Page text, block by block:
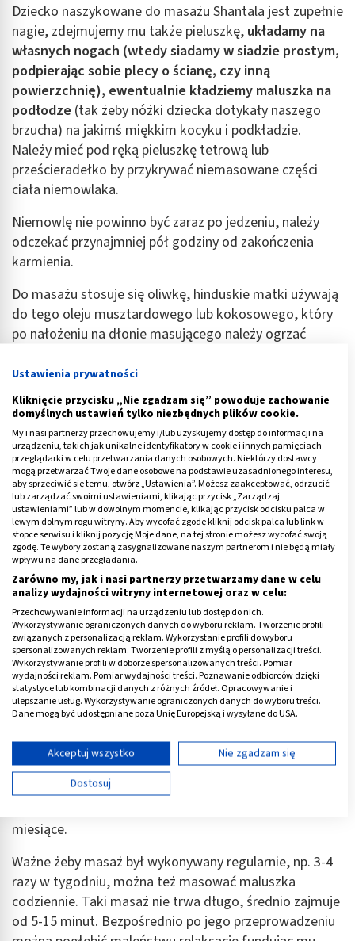
Dziecko naszykowane do masażu Shantala jest zupełnie
nagie, zdejmujemy mu także pieluszkę, układamy na
własnych nogach (wtedy siadamy w siadzie prostym,
podpierając sobie plecy o ścianę, czy inną
powierzchnię), ewentualnie kładziemy maluszka na
podłodze (tak żeby nóżki dziecka dotykały naszego
brzucha) na jakimś miękkim kocyku i podkładzie.
Należy mieć pod ręką pieluszkę tetrową lub
prześcieradełko by przykrywać niemasowane części
ciała niemowlaka.
Niemowlę nie powinno być zaraz po jedzeniu, należy
odczekać przynajmniej pół godziny od zakończenia
karmienia.
Do masażu stosuje się oliwkę, hinduskie matki używają
do tego oleju musztardowego lub kokosowego, który
po nałożeniu na dłonie masującego należy ogrzać
starannie dłonie w ciepłej wodzie.
Przeczytaj: Masaż wirowy kończyn
Reklama
Masaż Shantala - od kiedy?
Shantala?Można go wykonywać już u malutkich
dzieci, nawet kilkutygodniowych. Niektóre źródła
podają, że dziecko powinno mieć ukończone co
miesiące.
Ważne żeby masaż był wykonywany regularnie, np. 3-4
razy w tygodniu, można też masować maluszka
codziennie. Taki masaż nie trwa długo, średnio zajmuje
od 5-15 minut. Bezpośrednio po jego przeprowadzeniu
Ustawienia prywatności
Kliknięcie przycisku „Nie zgadzam się” powoduje zachowanie
domyślnych ustawień tylko niezbędnych plików cookie.
My i nasi partnerzy przechowujemy i/lub uzyskujemy dostęp do informacji na
urządzeniu, takich jak unikalne identyfikatory w cookie i innych pamięciach
przeglądarki w celu przetwarzania danych osobowych. Niektórzy dostawcy
mogą przetwarzać Twoje dane osobowe na podstawie uzasadnionego interesu,
aby sprzeciwić się temu, otwórz „Ustawienia”. Możesz zaakceptować, odrzucić
lub zarządzać swoimi ustawieniami, klikając przycisk „Zarządzaj
ustawieniami” lub w dowolnym momencie, klikając przycisk odcisku palca w
lewym dolnym rogu witryny. Aby wycofać zgodę kliknij odcisk palca lub link w
stopce serwisu i kliknij pozycję Moje dane, na tej stronie możesz wycofać swoją
zgodę. Te wybory zostaną zasygnalizowane naszym partnerom i nie będą miały
wpływu na dane przeglądania.
Zarówno my, jak i nasi partnerzy przetwarzamy dane w celu
analizy wydajności witryny internetowej oraz w celu:
Przechowywanie informacji na urządzeniu lub dostęp do nich.
Wykorzystywanie ograniczonych danych do wyboru reklam. Tworzenie profili
związanych z personalizacją reklam. Wykorzystanie profili do wyboru
spersonalizowanych reklam. Tworzenie profili z myślą o personalizacji treści.
Wykorzystywanie profili w doborze spersonalizowanych treści. Pomiar
wydajności reklam. Pomiar wydajności treści. Poznawanie odbiorców dzięki
statystyce lub kombinacji danych z różnych źródeł. Opracowywanie i
ulepszanie usług. Wykorzystywanie ograniczonych danych do wyboru treści.
Dane mogą być udostępniane poza Unię Europejską i wysyłane do USA.
Wyświetl listę partnerów (11 dostawców IAB)
Używamy Twoich danych w następujących celach:
Cele przetwarzania IAB:
Przechowywanie informacji na urządzeniu lub
dostęp do nich
Wykorzystywanie ograniczonych danych do
wyboru reklam
Tworzenie profili w celu spersonalizowanych
reklam
Akceptuj wszystko
Nie zgadzam się
Dostosuj